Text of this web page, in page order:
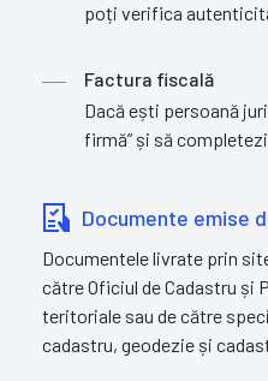
poți verifica
Factura fiscală
Dacă ești persoană
firmă” și să
Documente emise
Documentele livrate prin
către Oficiul de Cadastru și
teritoriale sau de către
cadastru, geodezie și